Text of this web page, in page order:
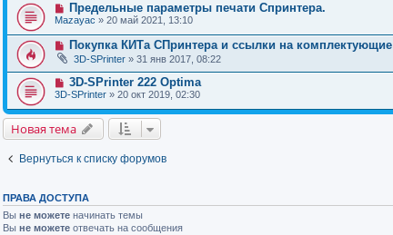
Предельные параметры печати Спринтера.
Mazayac » 20 май 2021, 13:10
Покупка КИТа СПринтера и ссылки на комплектующие
3D-SPrinter » 31 янв 2017, 08:22
3D-SPrinter 222 Optima
3D-SPrinter » 20 окт 2019, 02:30
Новая тема
Вернуться к списку форумов
ПРАВА ДОСТУПА
Вы не можете начинать темы
Вы не можете отвечать на сообщения